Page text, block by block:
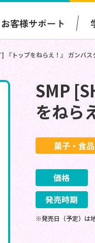
お客様サポート
『トップをねらえ！』 ガンバス
SMP
をねら
菓子・食
価格
発売時期
※発売日（予定）は